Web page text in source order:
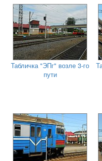
Табличка "ЭПг" возле 3-го
пути